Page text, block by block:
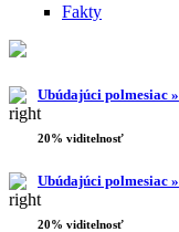
Fakty
Ubúdajúci polmesiac »
20% viditelnosť
Ubúdajúci polmesiac »
20% viditelnosť